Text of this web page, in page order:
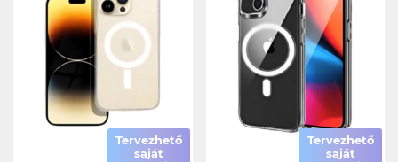
Tervezhető
saját
Tervezhető
saját